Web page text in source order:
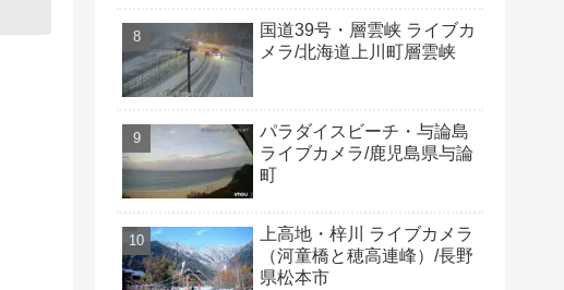
国道39号・層雲峡 ライブカ
メラ/北海道上川町層雲峡
パラダイスビーチ・与論島
ライブカメラ/鹿児島県与論
町
上高地・梓川 ライブカメラ
（河童橋と穂高連峰）/長野
県松本市